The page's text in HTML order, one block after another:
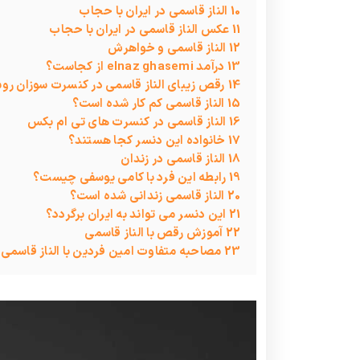
10 الناز قاسمی در ایران با حجاب
11عکس الناز قاسمی در ایران با حجاب
12 الناز قاسمی و خواهرش
13 درآمد elnaz ghasemi از کجاست؟
14 رقص زیبای الناز قاسمی در کنسرت سوزان
15 الناز قاسمی کم کار شده است؟
16 الناز قاسمی در کنسرت های تی ام بکس
17 خانواده این دنسر کجا هستند؟
18 الناز قاسمی در زندان
19رابطه این فرد با کامی یوسفی چیست؟
20 الناز قاسمی زندانی شده است؟
21 این دنسر می تواند به ایران برگردد؟
22آموزش رقص با الناز قاسمی
23مصاحبه متفاوت امین فردین با الناز قاسمی